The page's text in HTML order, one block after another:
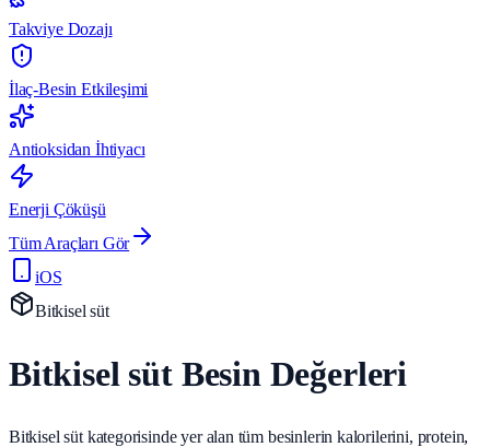
Takviye Dozajı
İlaç-Besin Etkileşimi
Antioksidan İhtiyacı
Enerji Çöküşü
Tüm Araçları Gör
iOS
Bitkisel süt
Bitkisel süt Besin Değerleri
Bitkisel süt kategorisinde yer alan tüm besinlerin kalorilerini, protein,